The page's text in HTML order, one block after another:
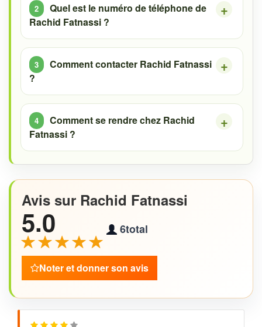
Quel est le numéro de téléphone de
Rachid Fatnassi ?
Comment contacter Rachid Fatnassi
?
Comment se rendre chez Rachid
Fatnassi ?
Avis sur Rachid Fatnassi
5.0 6total
Noter et donner son avis